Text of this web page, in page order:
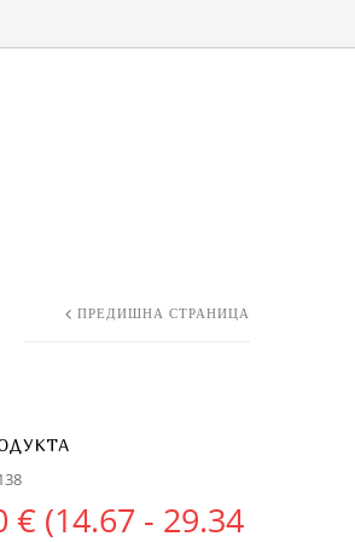
ПРЕДИШНА СТРАНИЦА
€ Price range: 7.50 €
(14.67 - 29.34